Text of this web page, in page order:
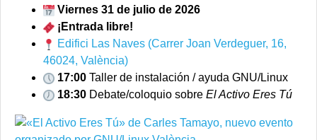
Viernes 31 de julio de 2026
¡Entrada libre!
Edifici Las Naves (Carrer Joan Verdeguer, 16,
46024, València)
17:00 Taller de instalación / ayuda GNU/Linux
18:30 Debate/coloquio sobre El Activo Eres Tú